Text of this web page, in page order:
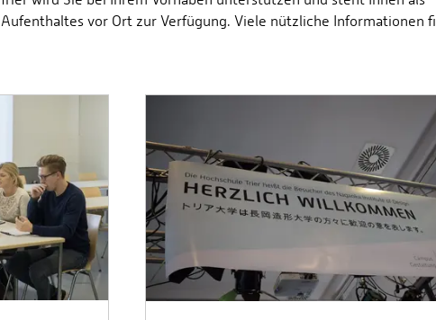
vor Ort zur Verfügung. Viele nützliche Informationen